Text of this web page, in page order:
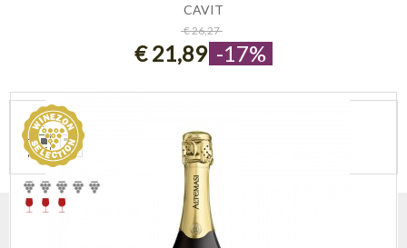
ESAURITO
CAVIT
€ 26,27
€ 21,89 -17%
VEDI COME